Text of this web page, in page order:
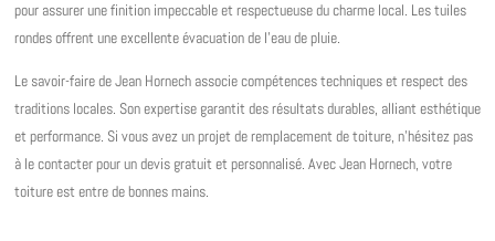
pour assurer une finition impeccable et respectueuse du charme local. Les tuiles
rondes offrent une excellente évacuation de l’eau de pluie.
Le savoir-faire de Jean Hornech associe compétences techniques et respect des
traditions locales. Son expertise garantit des résultats durables, alliant esthétique
et performance. Si vous avez un projet de remplacement de toiture, n’hésitez pas
à le contacter pour un devis gratuit et personnalisé. Avec Jean Hornech, votre
toiture est entre de bonnes mains.